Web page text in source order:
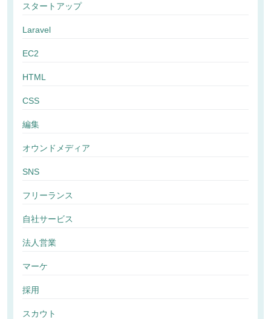
スタートアップ
Laravel
EC2
HTML
CSS
編集
オウンドメディア
SNS
フリーランス
自社サービス
法人営業
マーケ
採用
スカウト